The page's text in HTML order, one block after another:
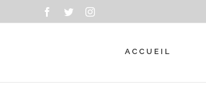
au
Facebook
TwitterInstagram
ACCUEIL